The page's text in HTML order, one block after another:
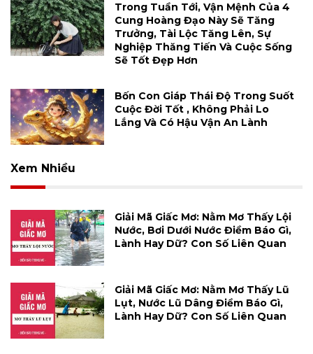
Trong Tuần Tới, Vận Mệnh Của 4
Cung Hoàng Đạo Này Sẽ Tăng
Trưởng, Tài Lộc Tăng Lên, Sự
Nghiệp Thăng Tiến Và Cuộc Sống
Sẽ Tốt Đẹp Hơn
Bốn Con Giáp Thái Độ Trong Suốt
Cuộc Đời Tốt , Không Phải Lo
Lắng Và Có Hậu Vận An Lành
Xem Nhiều
Giải Mã Giấc Mơ: Nằm Mơ Thấy Lội
Nước, Bơi Dưới Nước Điềm Báo Gì,
Lành Hay Dữ? Con Số Liên Quan
Giải Mã Giấc Mơ: Nằm Mơ Thấy Lũ
Lụt, Nước Lũ Dâng Điềm Báo Gì,
Lành Hay Dữ? Con Số Liên Quan